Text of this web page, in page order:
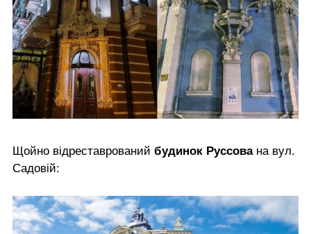
Щойно відреставрований будинок Руссована вул.
Садовій: